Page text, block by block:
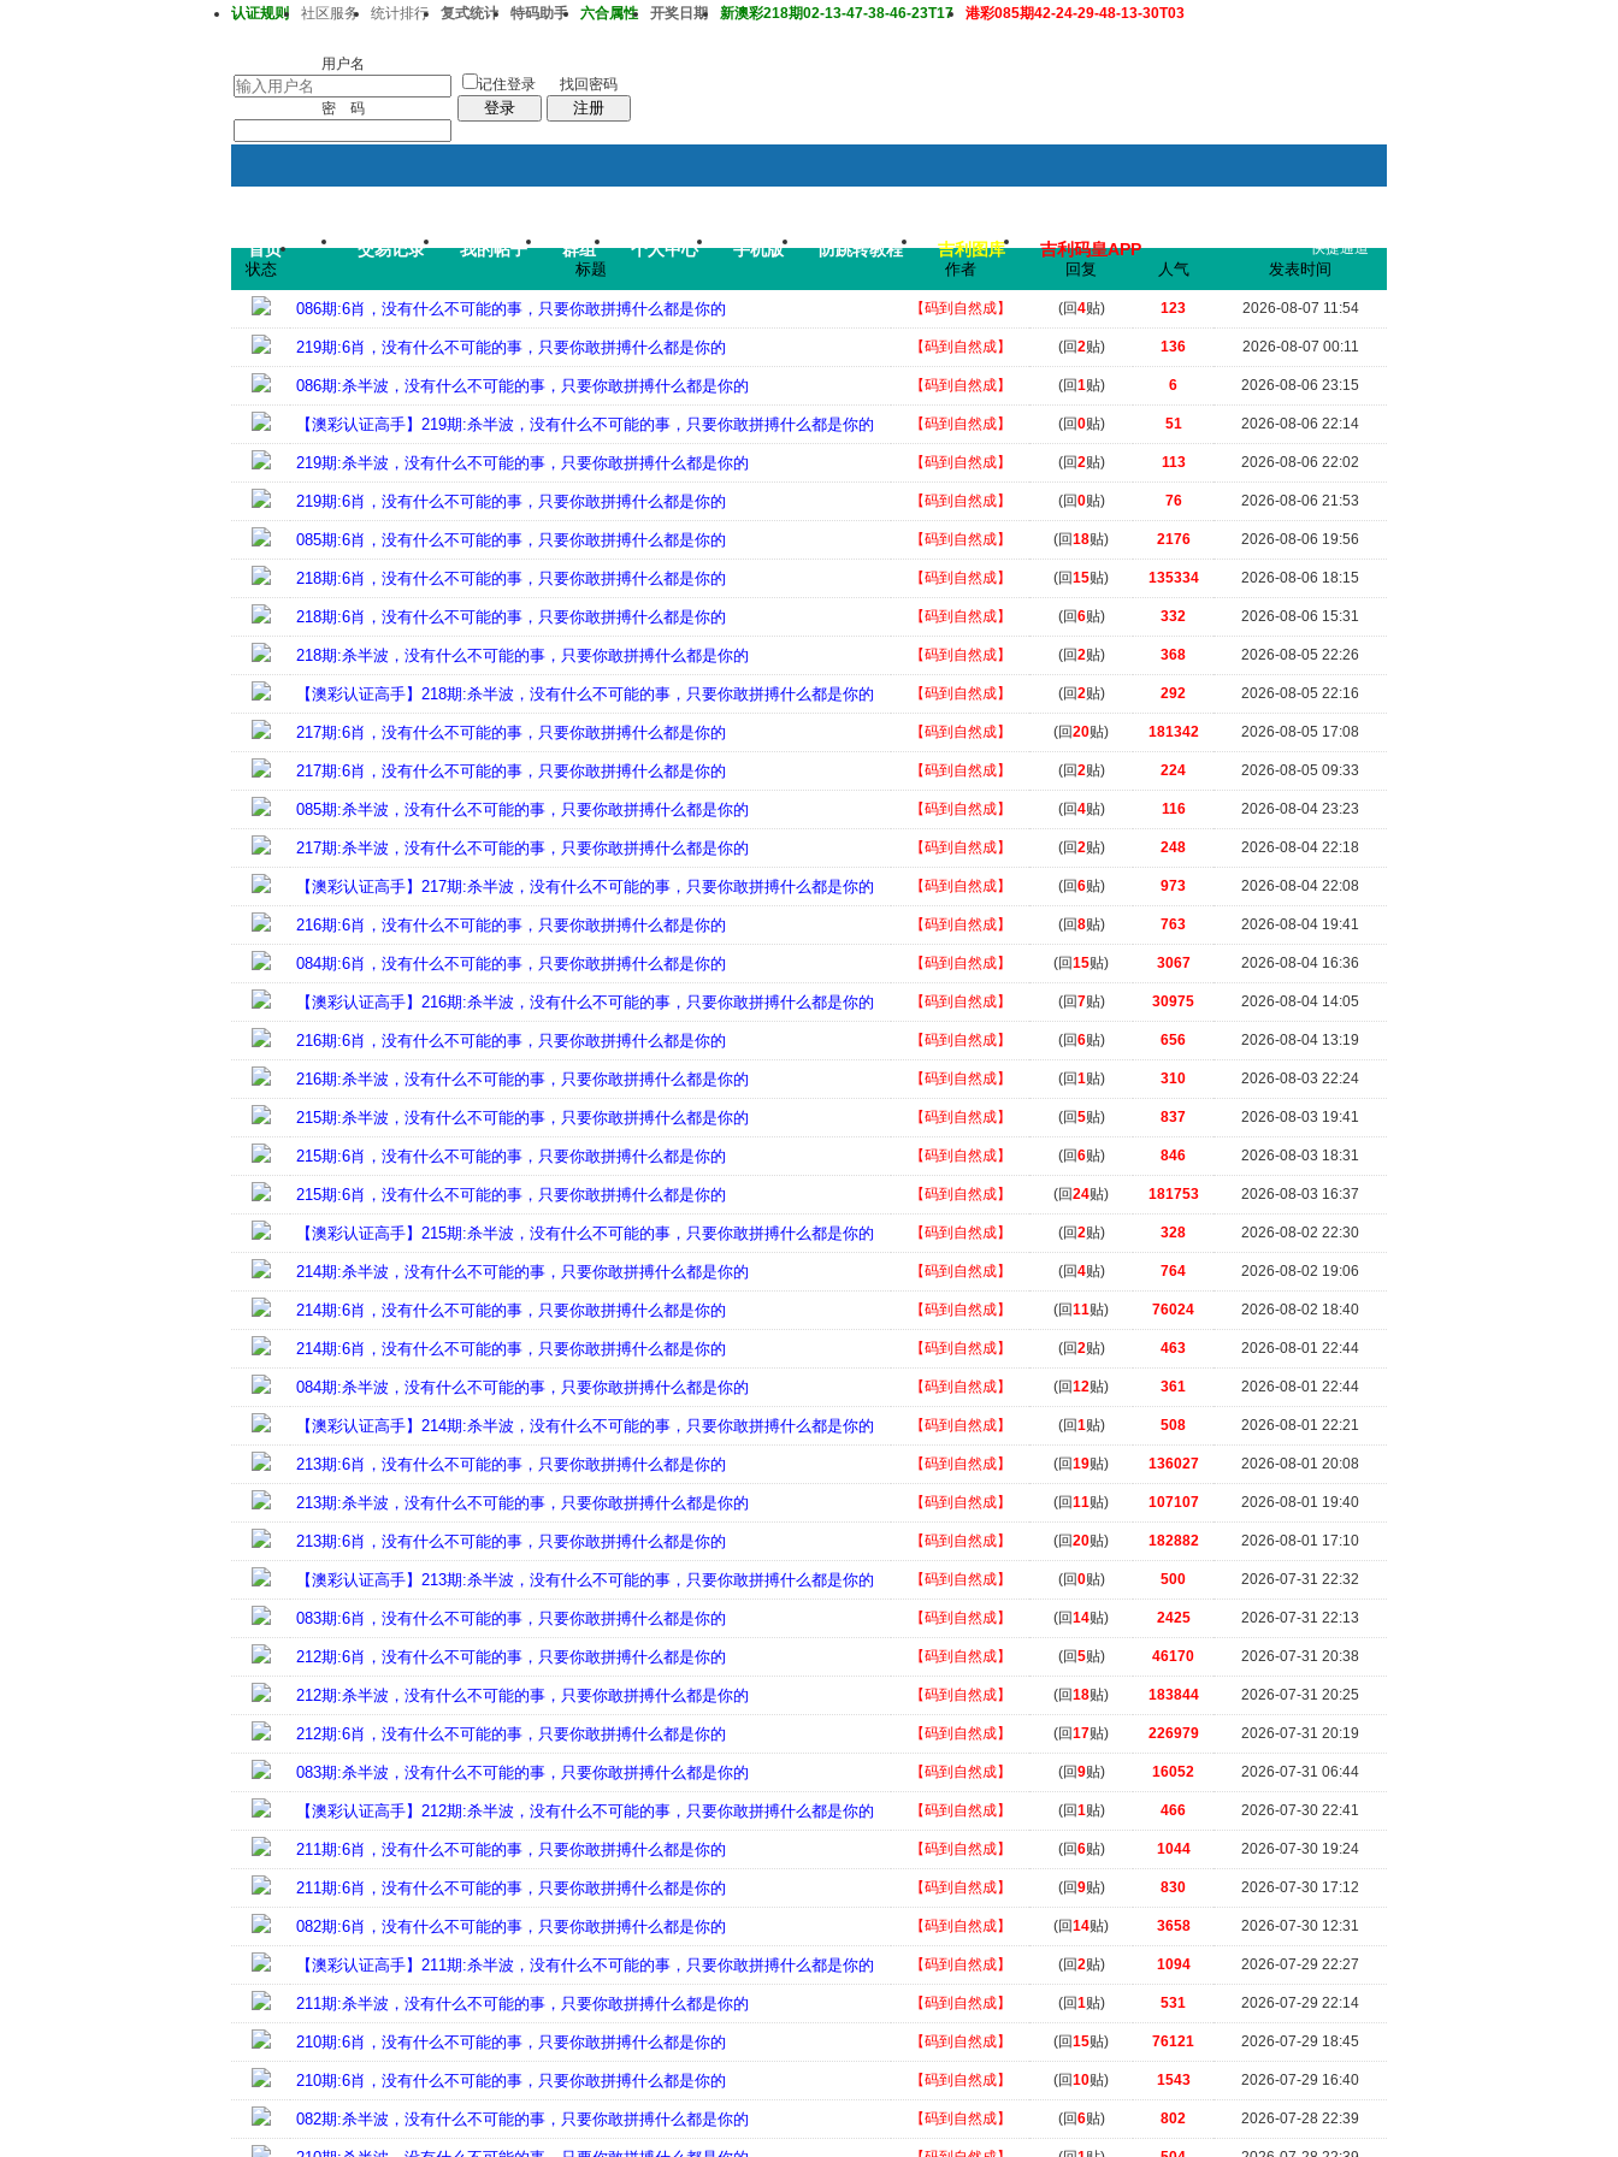
认证规则 社区服务 统计排行 复式统计 特码助手 六合属性 开奖日期 新澳彩218期02-13-47-38-46-23T17
港彩085期42-24-29-48-13-30T03
用户名
密 码
记住登录
登录
找回密码
注册
快捷通道
首页 交易记录 我的帖子 群组 个人中心 手机版 防跳转教程 吉利图库 吉利码皇APP
帖子
搜索
码皇总管
说：2026年7月底即将 开启特邀高手2肖中特大赛，重奖一万 .. （2026-07-10 20:23）
状态 标题 作者 回复 人气 发表时间
086期:6肖，没有什么不可能的事，只要你敢拼搏什么都是你的 【码到自然成】 (回4贴) 123 2026-08-07 11:54
219期:6肖，没有什么不可能的事，只要你敢拼搏什么都是你的 【码到自然成】 (回2贴) 136 2026-08-07 00:11
086期:杀半波，没有什么不可能的事，只要你敢拼搏什么都是你的 【码到自然成】 (回1贴) 6 2026-08-06 23:15
【澳彩认证高手】219期:杀半波，没有什么不可能的事，只要你敢拼搏什么都是你的 【码到自然成】 (回0贴) 51 2026-08-06 22:14
219期:杀半波，没有什么不可能的事，只要你敢拼搏什么都是你的 【码到自然成】 (回2贴) 113 2026-08-06 22:02
219期:6肖，没有什么不可能的事，只要你敢拼搏什么都是你的 【码到自然成】 (回0贴) 76 2026-08-06 21:53
085期:6肖，没有什么不可能的事，只要你敢拼搏什么都是你的 【码到自然成】 (回18贴) 2176 2026-08-06 19:56
218期:6肖，没有什么不可能的事，只要你敢拼搏什么都是你的 【码到自然成】 (回15贴) 135334 2026-08-06 18:15
218期:6肖，没有什么不可能的事，只要你敢拼搏什么都是你的 【码到自然成】 (回6贴) 332 2026-08-06 15:31
218期:杀半波，没有什么不可能的事，只要你敢拼搏什么都是你的 【码到自然成】 (回2贴) 368 2026-08-05 22:26
【澳彩认证高手】218期:杀半波，没有什么不可能的事，只要你敢拼搏什么都是你的 【码到自然成】 (回2贴) 292 2026-08-05 22:16
217期:6肖，没有什么不可能的事，只要你敢拼搏什么都是你的 【码到自然成】 (回20贴) 181342 2026-08-05 17:08
217期:6肖，没有什么不可能的事，只要你敢拼搏什么都是你的 【码到自然成】 (回2贴) 224 2026-08-05 09:33
085期:杀半波，没有什么不可能的事，只要你敢拼搏什么都是你的 【码到自然成】 (回4贴) 116 2026-08-04 23:23
217期:杀半波，没有什么不可能的事，只要你敢拼搏什么都是你的 【码到自然成】 (回2贴) 248 2026-08-04 22:18
【澳彩认证高手】217期:杀半波，没有什么不可能的事，只要你敢拼搏什么都是你的 【码到自然成】 (回6贴) 973 2026-08-04 22:08
216期:6肖，没有什么不可能的事，只要你敢拼搏什么都是你的 【码到自然成】 (回8贴) 763 2026-08-04 19:41
084期:6肖，没有什么不可能的事，只要你敢拼搏什么都是你的 【码到自然成】 (回15贴) 3067 2026-08-04 16:36
【澳彩认证高手】216期:杀半波，没有什么不可能的事，只要你敢拼搏什么都是你的 【码到自然成】 (回7贴) 30975 2026-08-04 14:05
216期:6肖，没有什么不可能的事，只要你敢拼搏什么都是你的 【码到自然成】 (回6贴) 656 2026-08-04 13:19
216期:杀半波，没有什么不可能的事，只要你敢拼搏什么都是你的 【码到自然成】 (回1贴) 310 2026-08-03 22:24
215期:杀半波，没有什么不可能的事，只要你敢拼搏什么都是你的 【码到自然成】 (回5贴) 837 2026-08-03 19:41
215期:6肖，没有什么不可能的事，只要你敢拼搏什么都是你的 【码到自然成】 (回6贴) 846 2026-08-03 18:31
215期:6肖，没有什么不可能的事，只要你敢拼搏什么都是你的 【码到自然成】 (回24贴) 181753 2026-08-03 16:37
【澳彩认证高手】215期:杀半波，没有什么不可能的事，只要你敢拼搏什么都是你的 【码到自然成】 (回2贴) 328 2026-08-02 22:30
214期:杀半波，没有什么不可能的事，只要你敢拼搏什么都是你的 【码到自然成】 (回4贴) 764 2026-08-02 19:06
214期:6肖，没有什么不可能的事，只要你敢拼搏什么都是你的 【码到自然成】 (回11贴) 76024 2026-08-02 18:40
214期:6肖，没有什么不可能的事，只要你敢拼搏什么都是你的 【码到自然成】 (回2贴) 463 2026-08-01 22:44
084期:杀半波，没有什么不可能的事，只要你敢拼搏什么都是你的 【码到自然成】 (回12贴) 361 2026-08-01 22:44
【澳彩认证高手】214期:杀半波，没有什么不可能的事，只要你敢拼搏什么都是你的 【码到自然成】 (回1贴) 508 2026-08-01 22:21
213期:6肖，没有什么不可能的事，只要你敢拼搏什么都是你的 【码到自然成】 (回19贴) 136027 2026-08-01 20:08
213期:杀半波，没有什么不可能的事，只要你敢拼搏什么都是你的 【码到自然成】 (回11贴) 107107 2026-08-01 19:40
213期:6肖，没有什么不可能的事，只要你敢拼搏什么都是你的 【码到自然成】 (回20贴) 182882 2026-08-01 17:10
【澳彩认证高手】213期:杀半波，没有什么不可能的事，只要你敢拼搏什么都是你的 【码到自然成】 (回0贴) 500 2026-07-31 22:32
083期:6肖，没有什么不可能的事，只要你敢拼搏什么都是你的 【码到自然成】 (回14贴) 2425 2026-07-31 22:13
212期:6肖，没有什么不可能的事，只要你敢拼搏什么都是你的 【码到自然成】 (回5贴) 46170 2026-07-31 20:38
212期:杀半波，没有什么不可能的事，只要你敢拼搏什么都是你的 【码到自然成】 (回18贴) 183844 2026-07-31 20:25
212期:6肖，没有什么不可能的事，只要你敢拼搏什么都是你的 【码到自然成】 (回17贴) 226979 2026-07-31 20:19
083期:杀半波，没有什么不可能的事，只要你敢拼搏什么都是你的 【码到自然成】 (回9贴) 16052 2026-07-31 06:44
【澳彩认证高手】212期:杀半波，没有什么不可能的事，只要你敢拼搏什么都是你的 【码到自然成】 (回1贴) 466 2026-07-30 22:41
211期:6肖，没有什么不可能的事，只要你敢拼搏什么都是你的 【码到自然成】 (回6贴) 1044 2026-07-30 19:24
211期:6肖，没有什么不可能的事，只要你敢拼搏什么都是你的 【码到自然成】 (回9贴) 830 2026-07-30 17:12
082期:6肖，没有什么不可能的事，只要你敢拼搏什么都是你的 【码到自然成】 (回14贴) 3658 2026-07-30 12:31
【澳彩认证高手】211期:杀半波，没有什么不可能的事，只要你敢拼搏什么都是你的 【码到自然成】 (回2贴) 1094 2026-07-29 22:27
211期:杀半波，没有什么不可能的事，只要你敢拼搏什么都是你的 【码到自然成】 (回1贴) 531 2026-07-29 22:14
210期:6肖，没有什么不可能的事，只要你敢拼搏什么都是你的 【码到自然成】 (回15贴) 76121 2026-07-29 18:45
210期:6肖，没有什么不可能的事，只要你敢拼搏什么都是你的 【码到自然成】 (回10贴) 1543 2026-07-29 16:40
082期:杀半波，没有什么不可能的事，只要你敢拼搏什么都是你的 【码到自然成】 (回6贴) 802 2026-07-28 22:39